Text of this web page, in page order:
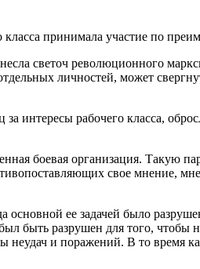
принимала участие по
светоч революционного
личностей, может
интересы рабочего класса,
боевая организация. Такую
свое мнение,
основной ее задачей было
быть разрушен для того, чтобы
и поражений. В то время